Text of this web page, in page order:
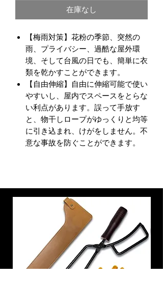
在庫なし
【梅雨対策】花粉の季節、突然の
雨、プライバシー、過酷な屋外環
境、そして台風の日でも、簡単に衣
類を乾かすことができます。
【自由伸縮】自由に伸縮可能で使い
やすいし、屋内でスペースをとらな
い利点があります。誤って手放す
と、物干しロープがゆっくりと均等
に引き込まれ、けがをしません。不
意な事故を防ぐことができます。